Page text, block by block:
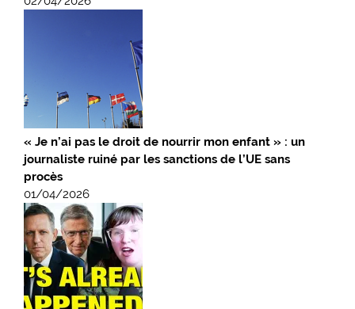
« Je n’ai pas le droit de nourrir mon enfant » : un
journaliste ruiné par les sanctions de l’UE sans
procès
01/04/2026